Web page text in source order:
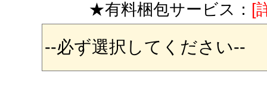
★有料梱包サービス： [